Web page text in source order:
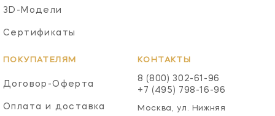
3D-Модели
Сертификаты
ПОКУПАТЕЛЯМ
Договор-Оферта
Оплата и доставка
КОНТАКТЫ
8 (800) 302-61-96
+7 (495) 798-16-96
Москва, ул. Нижняя